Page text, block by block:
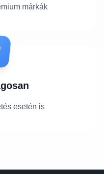
márkák
esetén is